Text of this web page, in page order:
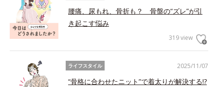
腰痛、尿もれ、骨折も？ 骨盤の“ズレ”が引
き起こす悩み
319 view
2025/11/07
ライフスタイル
“骨格に合わせたニット”で着太りが解決する!?